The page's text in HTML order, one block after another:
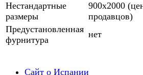
Нестандартные
размеры
900х2000
продавцов)
Предустановленная
фурнитура
нет
Сайт о Испании